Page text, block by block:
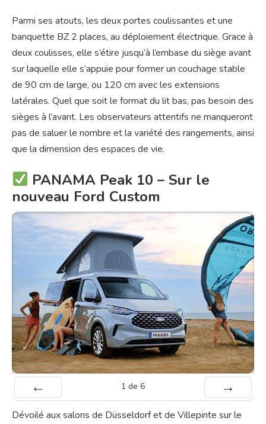
Parmi ses atouts, les deux portes coulissantes et une
banquette BZ 2 places, au déploiement électrique. Grace à
deux coulisses, elle s’étire jusqu’à l’embase du siège avant
sur laquelle elle s’appuie pour former un couchage stable
de 90 cm de large, ou 120 cm avec les extensions
latérales. Quel que soit le format du lit bas, pas besoin des
sièges à l’avant. Les observateurs attentifs ne manqueront
pas de saluer le nombre et la variété des rangements, ainsi
que la dimension des espaces de vie.
PANAMA Peak 10 – Sur le
nouveau Ford Custom
1 de 6
Dévoilé aux salons de Düsseldorf et de Villepinte sur le